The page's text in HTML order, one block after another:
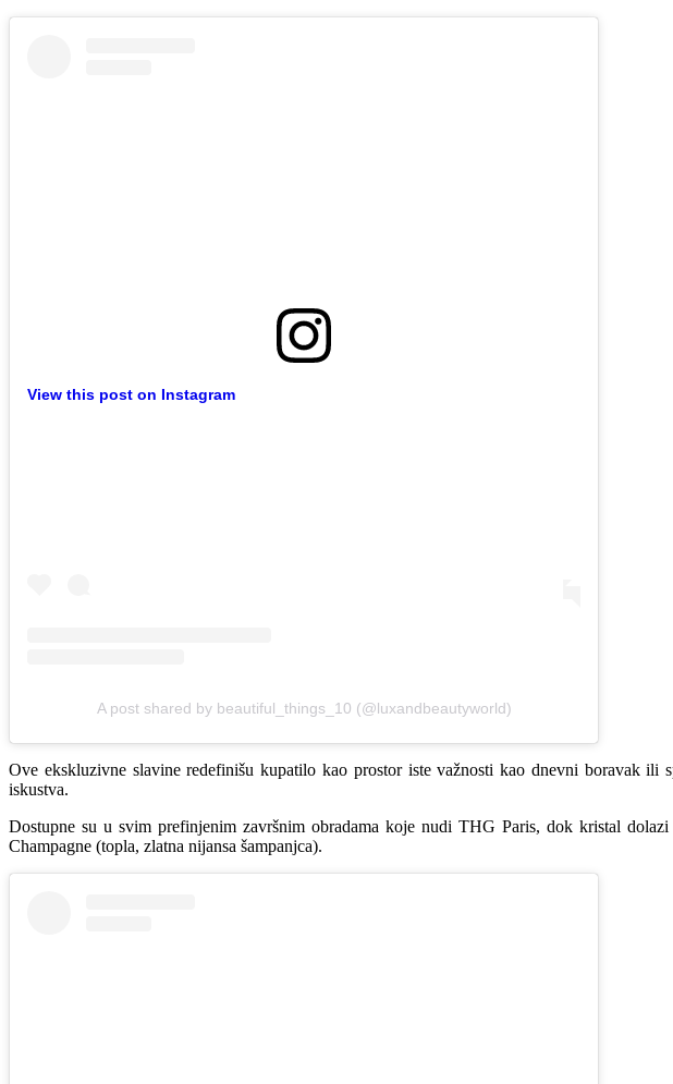
View this post on Instagram
A post shared by beautiful_things_10 (@luxandbeautyworld)
Ove ekskluzivne slavine redefinišu kupatilo kao prostor iste važnosti kao dnevni boravak ili
iskustva.
Dostupne su u svim prefinjenim završnim obradama koje nudi THG Paris, dok kristal
Champagne (topla, zlatna nijansa šampanjca).